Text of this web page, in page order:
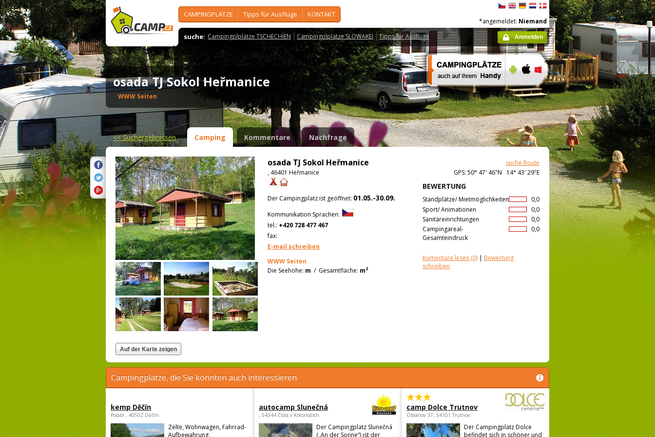
CAMPINGPLÄTZE Tipps für Ausflüge KONTAKT
suche: Campingplplätze TSCHECHIEN Campingplplätze SLOWAKEI Tipps für Ausflüge
*angemeldet: Niemand
Anmelden
osada TJ Sokol Heřmanice
WWW Seiten
<<Suchergebnissen Camping Kommentare Nachfrage
osada TJ Sokol Heřmanice
suche Route
, 46401 Heřmanice
GPS: 50° 47' 46"N 14° 43' 29"E
BEWERTUNG
0,0
Standplätze/ Mietmöglichkeiten
0,0
Sport/ Animationen
0,0
Sanitäreinrichtungen
0,0
Campingareal-
Gesamteindruck
Komentare lesen (0) | Bewertung
schreiben
Der Campingplatz ist geöffnet: 01.05.-30.09.
Kommunikation Sprachen:
tel.: +420 728 477 467
fax:
E-mail schreiben
WWW Seiten
Die Seehöhe: m / Gesamtfläche: m2
Campingplätze, die Sie könnten auch interessieren
kemp Děčín
Polabí , 40502 Děčín
Zelte, Wohnwagen, Fahrrad-
Aufbewahrung,
autocamp Slunečná
, 54344 Čistá v Krkonoších
Der Campingplatz Slunečná
(„An der Sonne“) ist der
camp Dolce Trutnov
Oblanov 37, 54101 Trutnov
Der Campingplatz Dolce
befindet sich in schöner und